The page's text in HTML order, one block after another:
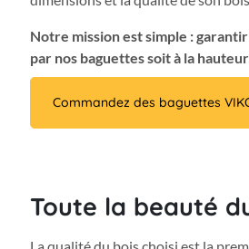
Notre mission est simple :
par nos baguettes soit à la
Commandez des baguettes
Toute la beauté